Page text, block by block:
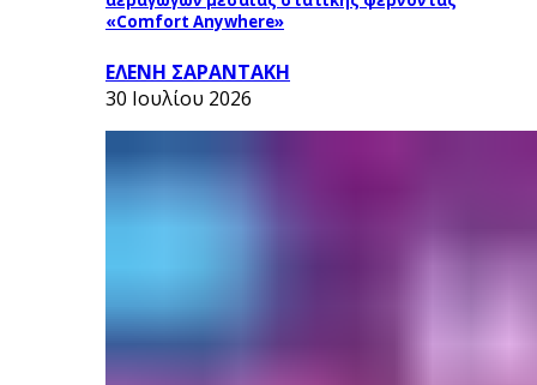
«Comfort Anywhere»
ΕΛΕΝΗ ΣΑΡΑΝΤΑΚΗ
30 Ιουλίου 2026